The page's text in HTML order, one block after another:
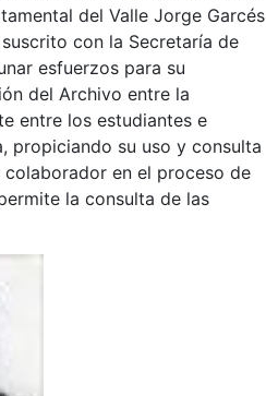
del Valle Jorge Garcés
con la Secretaría de
esfuerzos para su
del Archivo entre la
entre los estudiantes e
propiciando su uso y consulta
colaborador en el proceso de
la consulta de las